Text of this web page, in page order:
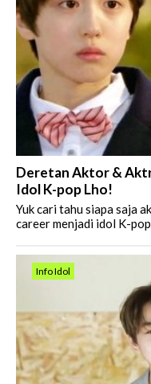
Deretan Aktor &
Idol K-pop Lho!
Yuk cari tahu siapa saja
career menjadi idol K-
Info Idol